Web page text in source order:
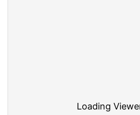
Loading